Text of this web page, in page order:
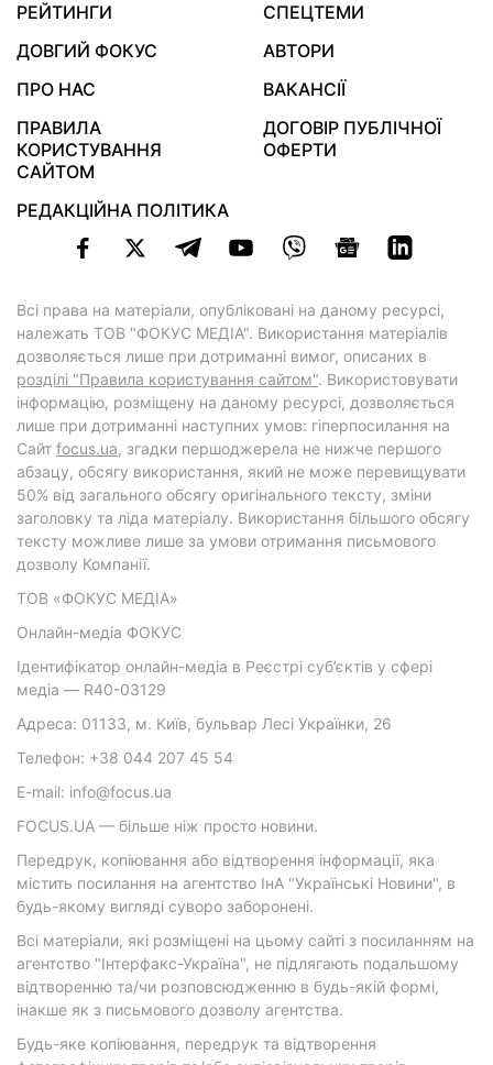
РЕЙТИНГИ
СПЕЦТЕМИ
ДОВГИЙ ФОКУС
АВТОРИ
ПРО НАС
ВАКАНСІЇ
ПРАВИЛА
КОРИСТУВАННЯ
САЙТОМ
ДОГОВІР ПУБЛІЧНОЇ
ОФЕРТИ
РЕДАКЦІЙНА ПОЛІТИКА
Всі права на матеріали, опубліковані на даному ресурсі,
належать ТОВ "ФОКУС МЕДІА". Використання матеріалів
дозволяється лише при дотриманні вимог, описаних в
розділі "Правила користування сайтом". Використовувати
інформацію, розміщену на даному ресурсі, дозволяється
лише при дотриманні наступних умов: гіперпосилання на
Cайт focus.ua, згадки першоджерела не нижче першого
абзацу, обсягу використання, який не може перевищувати
50% від загального обсягу оригінального тексту, зміни
заголовку та ліда матеріалу. Використання більшого обсягу
тексту можливе лише за умови отримання письмового
дозволу Компанії.
ТОВ «ФОКУС МЕДІА»
Онлайн-медіа ФОКУС
Ідентифікатор онлайн-медіа в Реєстрі суб’єктів у сфері
медіа — R40-03129
Адреса: 01133, м. Київ, бульвар Лесі Українки, 26
Телефон: +38 044 207 45 54
E-mail: info@focus.ua
FOCUS.UA — більше ніж просто новини.
Передрук, копіювання або відтворення інформації, яка
містить посилання на агентство ІнА "Українські Новини", в
будь-якому вигляді суворо заборонені.
Всі матеріали, які розміщені на цьому сайті з посиланням на
агентство "Інтерфакс-Україна", не підлягають подальшому
відтворенню та/чи розповсюдженню в будь-якій формі,
інакше як з письмового дозволу агентства.
Будь-яке копіювання, передрук та відтворення